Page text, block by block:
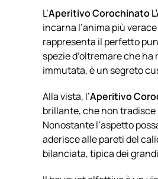
L’Aperitivo Corochinato
incarna l’anima più
rappresenta il perfetto
spezie d’oltremare che
immutata, è un segreto
Alla vista, l’Aperitivo
brillante, che non
Nonostante l’aspetto
aderisce alle pareti del
bilanciata, tipica dei